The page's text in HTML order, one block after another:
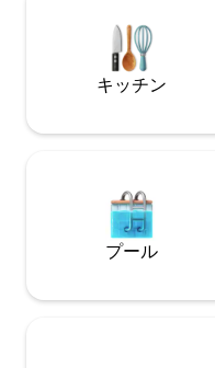
の公式旅行パンフレット
は必要なものを取得して
出ることができます。心
観光スポットを紹介し、
います。 3.清潔さと衛生
菌・衛生管理を依頼して
ピカで埃一つありません
いただいています。 4.
格： 一定の品質を提供
す。価格は5つ星ホテル
でなくても、サポートが
キッチン
プール